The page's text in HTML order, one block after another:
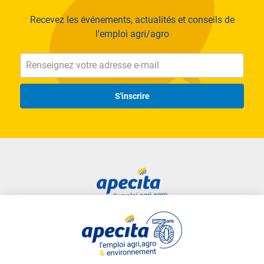
nos clients avec des solutions innovantes et sur mesure,
assurant ainsi des relations durables.
5 - Impact sur l'agriculture : faire partie d'une entreprise qui
communautés locales
Ouvrir l'image dans la galerie complète
Recevez les événements, actualités et conseils de
l'emploi agri/agro
S'inscrire
Liens utiles